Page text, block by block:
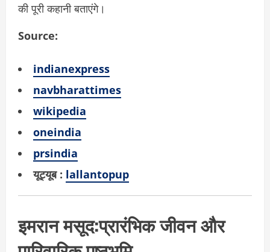
की पूरी कहानी बताएंगे।
Source:
indianexpress
navbharattimes
wikipedia
oneindia
prsindia
यूट्यूब : lallantopup
इमरान मसूद:प्रारंभिक जीवन और